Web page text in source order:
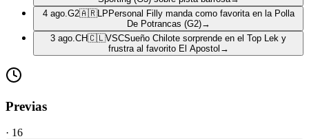
4 ago. G2🇦🇷LP Personal Filly manda como favorita en la Polla
De Potrancas (G2)→
3 ago. CH🇨🇱VSCSueño Chilote sorprende en el Top Lek y
frustra al favorito El Apostol →
Previas
· 16